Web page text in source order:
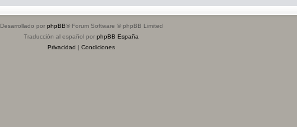
Desarrollado por phpBB® Forum Software © phpBB Limited
Traducción al español por phpBB España
Privacidad | Condiciones